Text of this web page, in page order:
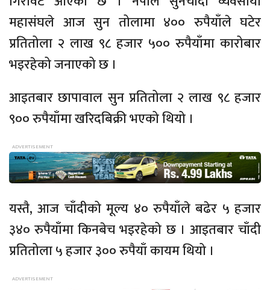
महासंघले आज सुन तोलामा ४०० रुपैयाँले घटेर
प्रतितोला २ लाख ९८ हजार ५०० रुपैयाँमा कारोबार
भइरहेको जनाएको छ ।
आइतबार छापावाल सुन प्रतितोला २ लाख ९८ हजार
९०० रुपैयाँमा खरिदबिक्री भएको थियो ।
यस्तै, आज चाँदीको मूल्य ४० रुपैयाँले बढेर ५ हजार
३४० रुपैयाँमा किनबेच भइरहेको छ । आइतबार चाँदी
प्रतितोला ५ हजार ३०० रुपैयाँ कायम थियो ।